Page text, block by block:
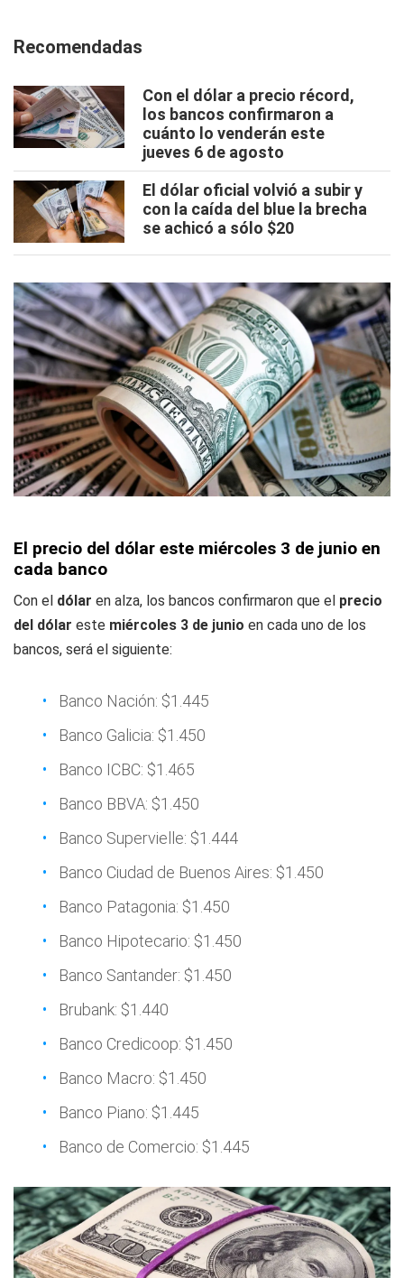
Recomendadas
Con el dólar a precio récord,
los bancos confirmaron a
cuánto lo venderán este
jueves 6 de agosto
El dólar oficial volvió a subir y
con la caída del blue la brecha
se achicó a sólo $20
El precio del dólar este miércoles 3 de junio en
cada banco
Con el dólar en alza, los bancos confirmaron que el precio
del dólar este miércoles 3 de junio en cada uno de los
bancos, será el siguiente:
Banco Nación: $1.445
Banco Galicia: $1.450
Banco ICBC: $1.465
Banco BBVA: $1.450
Banco Supervielle: $1.444
Banco Ciudad de Buenos Aires: $1.450
Banco Patagonia: $1.450
Banco Hipotecario: $1.450
Banco Santander: $1.450
Brubank: $1.440
Banco Credicoop: $1.450
Banco Macro: $1.450
Banco Piano: $1.445
Banco de Comercio: $1.445